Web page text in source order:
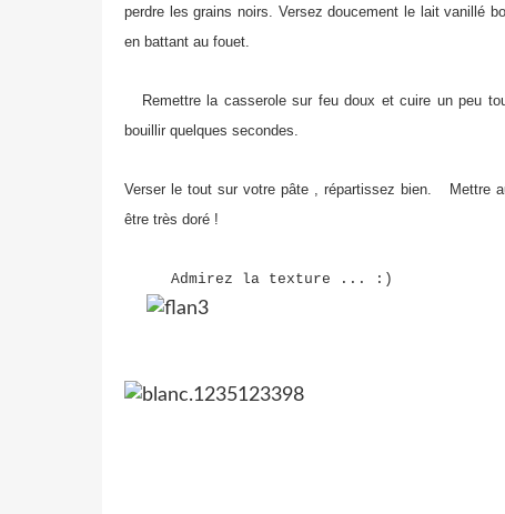
perdre les grains noirs. Versez doucement le lait vanillé
en battant au fouet.
Remettre la casserole sur feu doux et cuire un peu
bouillir quelques secondes.
Verser le tout sur votre pâte , répartissez bien. Mettre
être très doré !
Admirez la texture ... :)